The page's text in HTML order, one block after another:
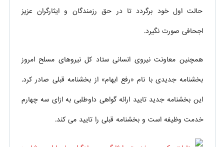
حالت اول خود برگردد تا در حق رزمندگان و ایثارگران عزیز
اجحافی صورت نگیرد.
همچنین معاونت نیروی انسانی ستاد کل نیروهای مسلح امروز
بخشنامه جدیدی با نام «رفع ابهام» از بخشنامه قبلی صادر کرد.
این بخشنامه جدید تایید ارائه گواهی داوطلبی به ازای سه چهارم
خدمت وظیفه است و بخشنامه قبلی را تایید می کند.